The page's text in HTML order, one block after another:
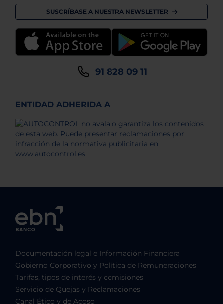
SUSCRÍBASE A NUESTRA NEWSLETTER
91 828 09 11
ENTIDAD ADHERIDA A
Documentación legal e Información Financiera
Gobierno Corporativo y Política de Remuneraciones
Tarifas, tipos de interés y comisiones
Servicio de Quejas y Reclamaciones
Canal Ético y de Acoso